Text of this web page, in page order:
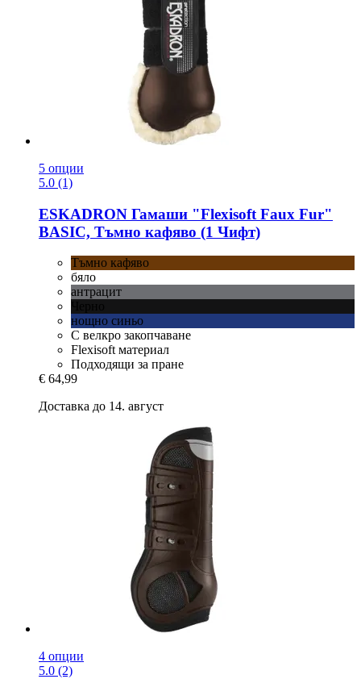
5 опции
5.0 (1)
ESKADRON Гамаши "Flexisoft Faux Fur"
BASIC, Тъмно кафяво (1 Чифт)
Тъмно кафяво
бяло
антрацит
нощно синьо
С велкро закопчаване
Flexisoft материал
Подходящи за пране
€ 64,99
Доставка до 14. август
4 опции
5.0 (2)